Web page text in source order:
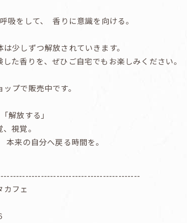
吸をして、 香りに意識を向ける。
少しずつ解放されていきます。
た香りを、ぜひご自宅でもお楽しみください。
プで販売中です。
解放する」
視覚。
本来の自分へ戻る時間を。
カフェ